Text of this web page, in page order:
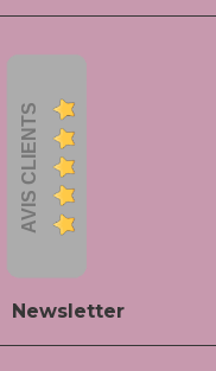
AVIS CLIENTS
Newsletter